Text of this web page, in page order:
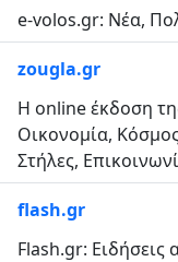
e-volos.gr: Νέα,
zougla.gr
Η online έκδοση
Οικονομία,
Στήλες,
flash.gr
Flash.gr: